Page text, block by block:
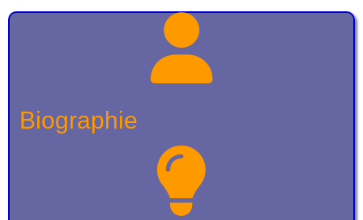
Biographie